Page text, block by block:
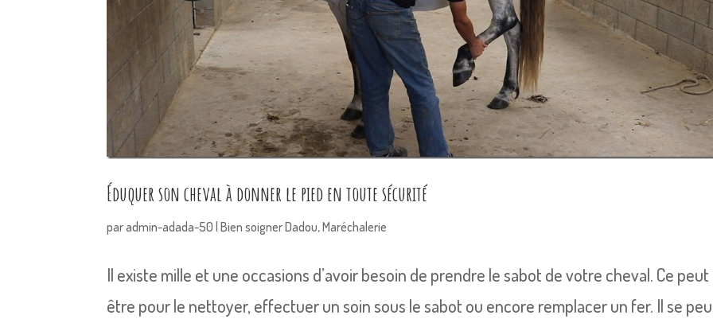
Éduquer son cheval à donner le pied en toute sécurité
paradmin-adada-50 |Bien soigner Dadou,Maréchalerie
Il existe mille et une occasions d’avoir besoin de prendre le sabot de votre cheval. Ce peut
être pour le nettoyer, effectuer un soin sous le sabot ou encore remplacer un fer. Il se